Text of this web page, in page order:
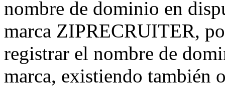
nombre de dominio en
marca ZIPRECRUITER,
registrar el nombre de
marca, existiendo también